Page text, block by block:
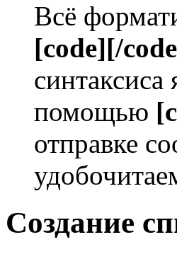
Всё
[code][/
помощью
отправке
Создание